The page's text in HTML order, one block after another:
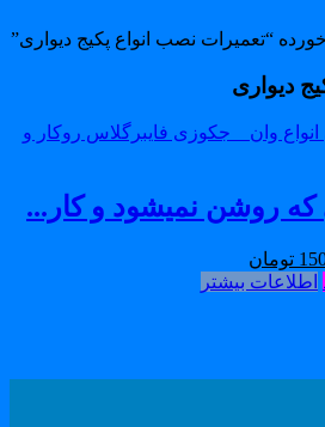
“تعمیرات نصب انواع پکیج دیواری”
روشن نمیشود و کار...
تومان
بیشتر